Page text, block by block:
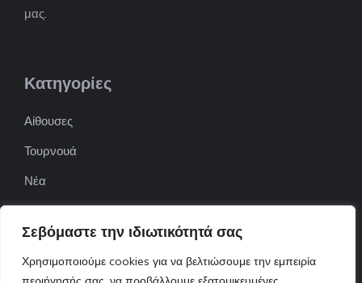
Σεβόμαστε την ιδιωτικότητά σας
Χρησιμοποιούμε cookies για να βελτιώσουμε την εμπειρία
μας.
Κατηγορίες
Αίθουσες
Τουρνουά
Νέα
Επιχειρήσεις
ΠΟΦΕΠΑ
ΕΦΟΕΠΑ